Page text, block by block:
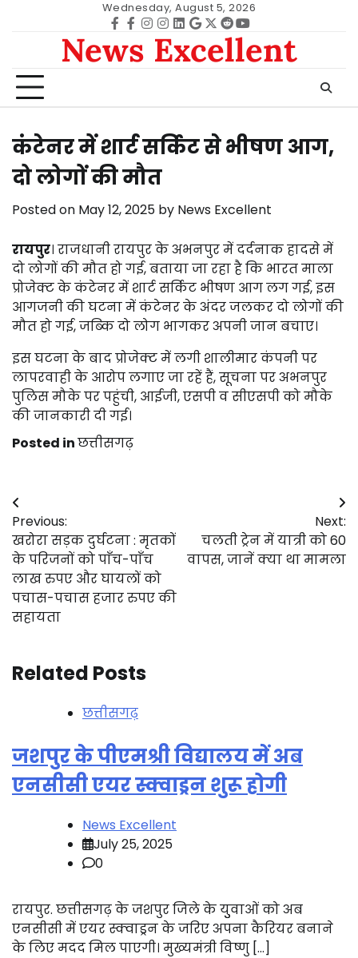
Wednesday, August 5, 2026
Facebook
facebook
Instagram
instagram
Linkedin
google
Twitter
redditYoutube
News Excellent
कंटेनर में शार्ट सर्किट से भीषण आग,
दो लोगों की मौत
Posted on May 12, 2025 by News Excellent
रायपुर। राजधानी रायपुर के अभनपुर में दर्दनाक हादसे में
दो लोगों की मौत हो गई, बताया जा रहा है कि भारत माला
प्रोजेक्ट के कंटेनर में शार्ट सर्किट भीषण आग लग गई, इस
आगजनी की घटना में कंटेनर के अंदर जलकर दो लोगों की
मौत हो गई, जब्कि दो लोग भागकर अपनी जान बचाए।
इस घटना के बाद प्रोजेक्ट में लगी शालीमार कंपनी पर
लापरवाही के आरोप लगाए जा रहें हैं, सूचना पर अभनपुर
पुलिस मौके पर पहुंची, आईजी, एसपी व सीएसपी को मौके
की जानकारी दी गई।
Posted inछत्तीसगढ़
Post
navigation
Previous:
खरोरा सड़क दुर्घटना : मृतकों
के परिजनों को पाँच-पाँच
लाख रुपए और घायलों को
पचास-पचास हजार रुपए की
सहायता
Next:
चलती ट्रेन में यात्री को ₹60
वापस, जानें क्या था मामला
Related Posts
छत्तीसगढ़
जशपुर के पीएमश्री विद्यालय में अब
एनसीसी एयर स्क्वाड्रन शुरू होगी
News Excellent
July 25, 2025
0
रायपुर. छत्तीसगढ़ के जशपुर जिले के युुवाओं को अब
एनसीसी में एयर स्क्वाड्रन के जरिए अपना कैरियर बनाने
के लिए मदद मिल पाएगी। मुख्यमंत्री विष्णु […]